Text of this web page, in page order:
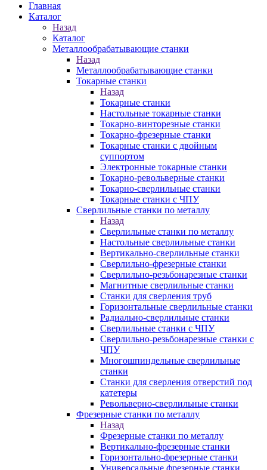
Главная
Каталог
Назад
Каталог
Металлообрабатывающие станки
Назад
Металлообрабатывающие станки
Токарные станки
Назад
Токарные станки
Настольные токарные станки
Токарно-винторезные станки
Токарно-фрезерные станки
Токарные станки с двойным
суппортом
Электронные токарные станки
Токарно-револьверные станки
Токарно-сверлильные станки
Токарные станки с ЧПУ
Сверлильные станки по металлу
Назад
Сверлильные станки по металлу
Настольные сверлильные станки
Вертикально-сверлильные станки
Сверлильно-фрезерные станки
Сверлильно-резьбонарезные станки
Магнитные сверлильные станки
Станки для сверления труб
Горизонтальные сверлильные станки
Радиально-сверлильные станки
Сверлильные станки с ЧПУ
Сверлильно-резьбонарезные станки с
ЧПУ
Многошпиндельные сверлильные
станки
Станки для сверления отверстий под
катетеры
Револьверно-сверлильные станки
Фрезерные станки по металлу
Назад
Фрезерные станки по металлу
Вертикально-фрезерные станки
Горизонтально-фрезерные станки
Универсальные фрезерные станки